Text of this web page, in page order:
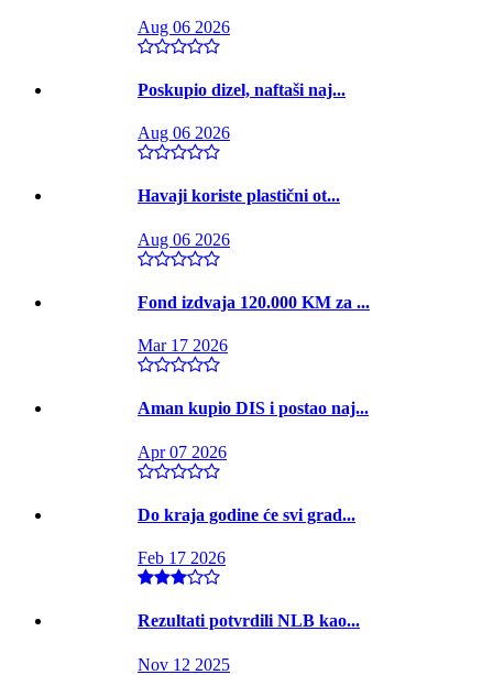
Aug 06 2026
Poskupio dizel, naftaši naj...
Aug 06 2026
Havaji koriste plastični ot...
Aug 06 2026
Fond izdvaja 120.000 KM za ...
Mar 17 2026
Aman kupio DIS i postao naj...
Apr 07 2026
Do kraja godine će svi grad...
Feb 17 2026
Rezultati potvrdili NLB kao...
Nov 12 2025